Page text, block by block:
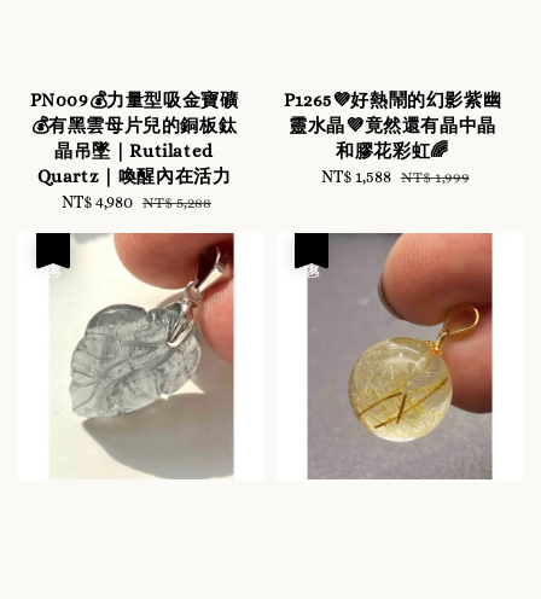
PN009💰力量型吸金寶礦
💰有黑雲母片兒的銅板鈦
晶吊墜｜Rutilated
Quartz｜喚醒內在活力
Sale
NT$ 4,980 Regular
NT$ 5,288
P1265💜好熱鬧的幻影紫幽
靈水晶💜竟然還有晶中晶
和膠花彩虹🌈
Sale
NT$ 1,588 Regular
NT$ 1,999